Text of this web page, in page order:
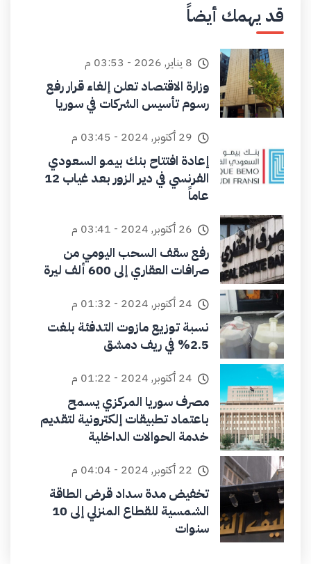
قد يهمك أيضاً
8 يناير, 2026 - 03:53 م
وزارة الاقتصاد تعلن إلغاء قرار رفع
رسوم تأسيس الشركات في سوريا
29 أكتوبر, 2024 - 03:45 م
إعادة افتتاح بنك بيمو السعودي
الفرنسي في دير الزور بعد غياب 12
عاماً
26 أكتوبر, 2024 - 03:41 م
رفع سقف السحب اليومي من
صرافات العقاري إلى 600 ألف ليرة
24 أكتوبر, 2024 - 01:32 م
نسبة توزيع مازوت التدفئة بلغت
2.5% في ريف دمشق
24 أكتوبر, 2024 - 01:22 م
مصرف سوريا المركزي يسمح
باعتماد تطبيقات إلكترونية لتقديم
خدمة الحوالات الداخلية
22 أكتوبر, 2024 - 04:04 م
تخفيض مدة سداد قرض الطاقة
الشمسية للقطاع المنزلي إلى 10
سنوات